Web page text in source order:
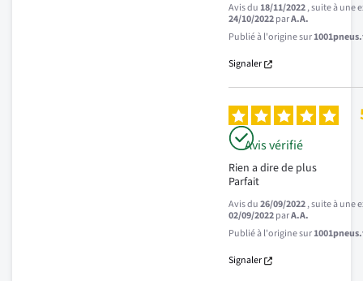
Avis du18/11/2022, suite à une
24/10/2022parA.A.
Publié à l'origine sur
Signaler
Avis vérifié
Rien a dire de plus
Parfait
Avis du26/09/2022, suite à une
02/09/2022parA.A.
Publié à l'origine sur
Signaler